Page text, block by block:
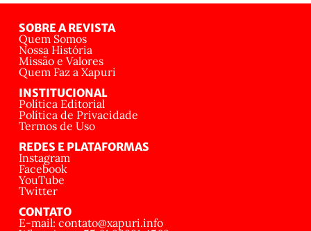
SOBRE A REVISTA
Quem Somos
Nossa História
Missão e Valores
Quem Faz a Xapuri
INSTITUCIONAL
Política Editorial
Política de Privacidade
Termos de Uso
REDES E PLATAFORMAS
Instagram
Facebook
YouTube
Twitter
CONTATO
E-mail: contato@xapuri.info